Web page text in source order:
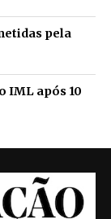
pela
IML após 10